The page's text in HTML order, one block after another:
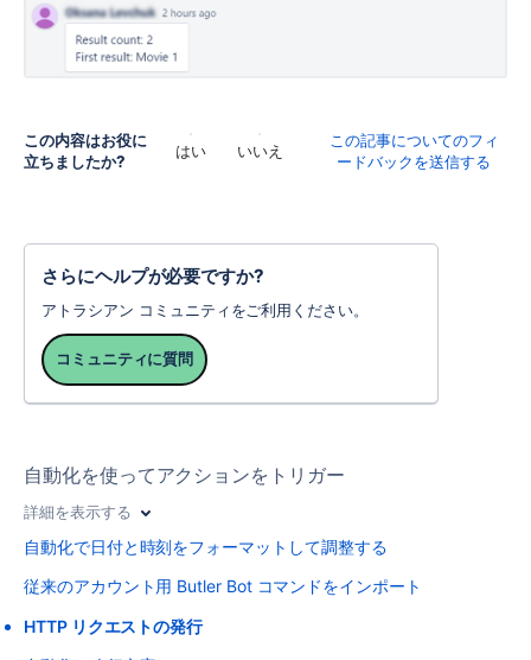
この内容はお役に
立ちましたか?
はい いいえ
この記事についてのフィ
ードバックを送信する
さらにヘルプが必要ですか?
アトラシアン コミュニティをご利用ください。
コミュニティに質問
自動化を使ってアクションをトリガー
詳細を表示する
自動化で日付と時刻をフォーマットして調整する
従来のアカウント用 Butler Bot コマンドをインポート
HTTP リクエストの発行